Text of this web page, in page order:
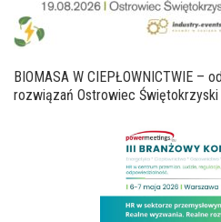
BIOMASA W CIEPŁOWNICTWIE –
rozwiązań Ostrowiec Świętokrzyski